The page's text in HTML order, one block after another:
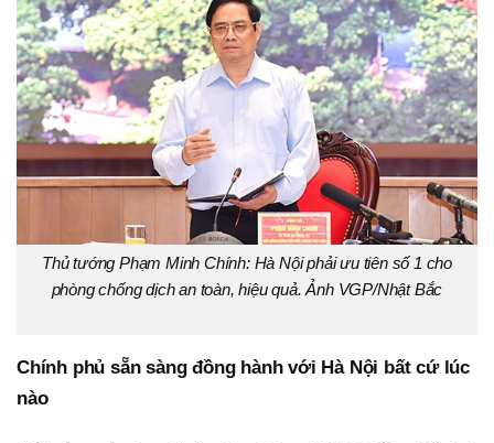
Thủ tướng Phạm Minh Chính: Hà Nội phải ưu tiên số 1 cho
phòng chống dịch an toàn, hiệu quả. Ảnh VGP/Nhật Bắc
Chính phủ sẵn sàng đồng hành với Hà Nội bất cứ lúc
nào